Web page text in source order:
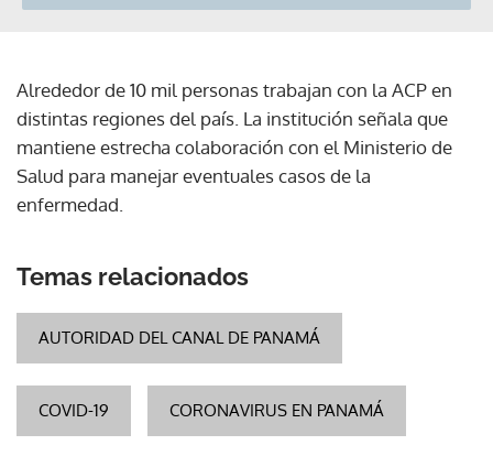
Alrededor de 10 mil personas trabajan con la ACP en
distintas regiones del país. La institución señala que
mantiene estrecha colaboración con el Ministerio de
Salud para manejar eventuales casos de la
enfermedad.
Temas relacionados
AUTORIDAD DEL CANAL DE PANAMÁ
COVID-19 CORONAVIRUS EN PANAMÁ